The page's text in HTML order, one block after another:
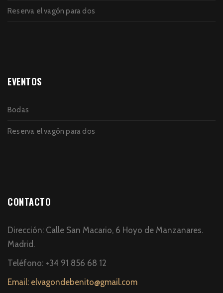
Reserva el vagón para dos
EVENTOS
Bodas
Reserva el vagón para dos
CONTACTO
Dirección: Calle San Macario, 6 Hoyo de Manzanares.
Madrid.
Teléfono: +34 91 856 68 12
Email: elvagondebenito@gmail.com